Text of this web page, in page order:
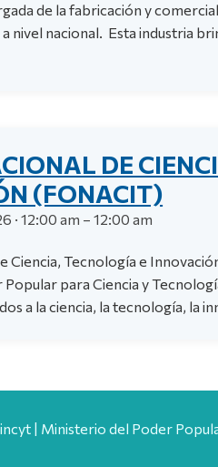
de la fabricación y
nivel nacional. Esta industria
DE
(FONACIT)
· 12:00 am – 12:00 am
Ciencia, Tecnología e
para Ciencia y
a la ciencia, la tecnología, la
| Ministerio del Poder